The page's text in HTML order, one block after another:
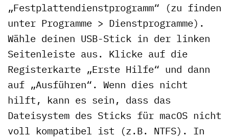
„Festplattendienstprogramm“ (zu finden
unter Programme > Dienstprogramme).
Wähle deinen USB-Stick in der linken
Seitenleiste aus. Klicke auf die
Registerkarte „Erste Hilfe“ und dann
auf „Ausführen“. Wenn dies nicht
hilft, kann es sein, dass das
Dateisystem des Sticks für macOS nicht
voll kompatibel ist (z.B. NTFS). In